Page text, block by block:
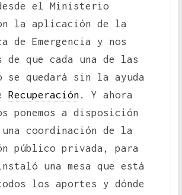
el Ministerio
la aplicación de la
de Emergencia y nos
de que cada una de las
se quedará sin la ayuda
Recuperación . Y ahora
ponemos a disposición
coordinación de la
público privada, para
una mesa que está
los aportes y dónde